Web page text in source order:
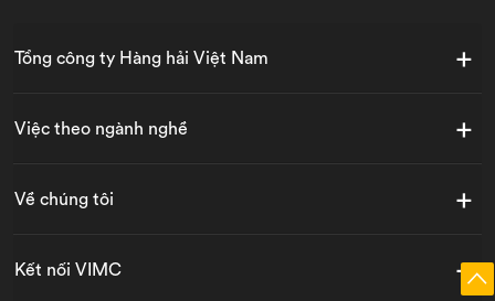
Tổng công ty Hàng hải Việt Nam
Việc theo ngành nghề
Về chúng tôi
Kết nối VIMC